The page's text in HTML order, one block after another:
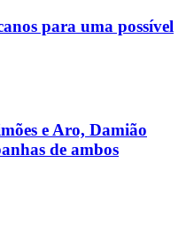
para uma possível
e Aro, Damião
de ambos